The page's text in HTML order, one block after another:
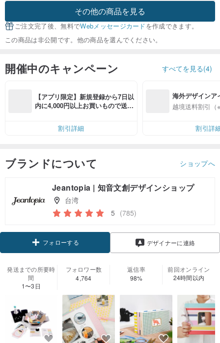
その他の商品を見る
ご注文完了後、無料でWebメッセージカードを作成できます。
この商品は非公開です。他の商品を選んでください。
開催中のキャンペーン すべてを見る(4)
【アプリ限定】新規登録から7日以
内に4,000円以上お買いもので送料
割引詳細
海外デザインア
入
越境送料割引（
割引詳
ブランドについて ショップへ
Jeantopia | 知音文創デザインショップ
台湾
5 (785)
フォローする デザイナーに連絡
発送までの所要時
間
1〜3日
フォロワー数
4,764
返信率
98%
前回オンライン
24時間以内